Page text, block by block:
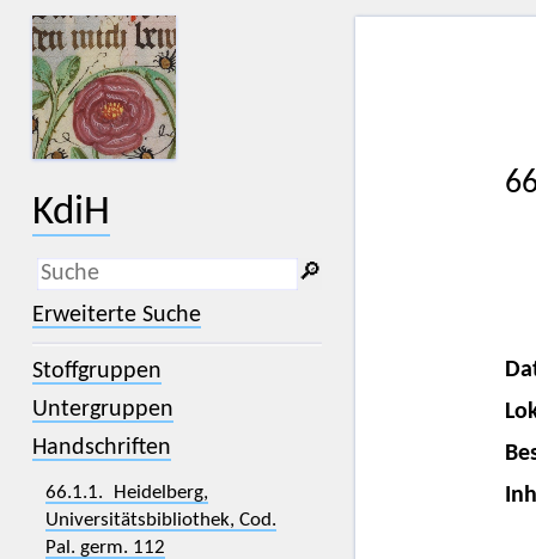
KdiH
_
(der Unterstrich) ist Platzhalter für
genau ein Zeichen.
% (das Prozentzeichen) ist Platzhalter
für kein, ein oder mehr als ein
🔎︎
Erweiterte Suche
Stoffgruppen
Untergruppen
Handschriften
66.1.1. Heidelberg,
Universitätsbibliothek, Cod.
Pal. germ. 112